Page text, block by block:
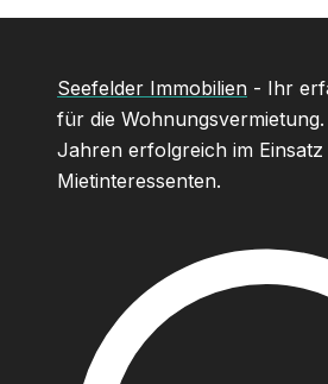
Seefelder Immobilien - Ihr
für die
Jahren erfolgreich im
Mietinteressenten.